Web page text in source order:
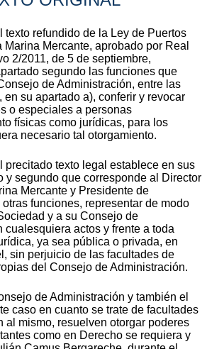
texto refundido de la Ley de Puertos
Mercante, aprobado por Real
2/2011, de 5 de septiembre,
segundo las funciones que
de Administración, entre las
en su apartado a), conferir y revocar
o especiales a personas
físicas como jurídicas, para los
necesario tal otorgamiento.
precitado texto legal establece en sus
y segundo que corresponde al Director
Mercante y Presidente de
funciones, representar de modo
y a su Consejo de
cualesquiera actos y frente a toda
ya sea pública o privada, en
sin perjuicio de las facultades de
del Consejo de Administración.
de Administración y también el
caso en cuanto se trate de facultades
al mismo, resuelven otorgar poderes
como en Derecho se requiera y